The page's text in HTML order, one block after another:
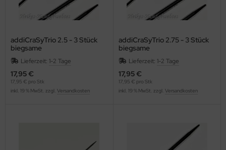
addiCraSyTrio 2.5 - 3 Stück
biegsame
Strumpfstricknadeln
Lieferzeit: 1-2 Tage
17,95 €
17,95 € pro Stk
inkl. 19 % MwSt. zzgl. Versandkosten
addiCraSyTrio 2.75 - 3 Stück
biegsame
Strumpfstricknadeln
Lieferzeit: 1-2 Tage
17,95 €
17,95 € pro Stk
inkl. 19 % MwSt. zzgl. Versandkosten